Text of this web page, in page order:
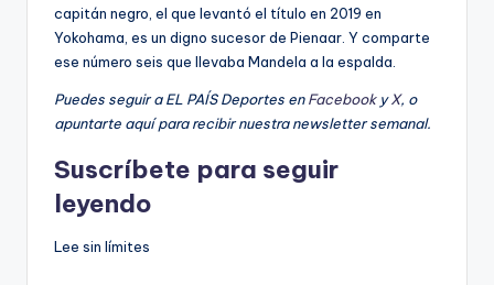
capitán negro, el que levantó el título en 2019 en
Yokohama, es un digno sucesor de Pienaar. Y comparte
ese número seis que llevaba Mandela a la espalda.
Puedes seguir a EL PAÍS Deportes enFacebookyX, o
apuntarte aquí para recibirnuestra newsletter semanal.
Suscríbete para seguir
leyendo
Lee sin límites